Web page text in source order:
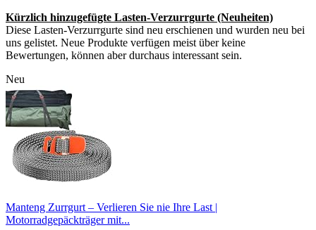
Kürzlich hinzugefügte Lasten-Verzurrgurte (Neuheiten)
Diese Lasten-Verzurrgurte sind neu erschienen und wurden neu bei
uns gelistet. Neue Produkte verfügen meist über keine
Bewertungen, können aber durchaus interessant sein.
Neu
Manteng Zurrgurt – Verlieren Sie nie Ihre Last |
Motorradgepäckträger mit...